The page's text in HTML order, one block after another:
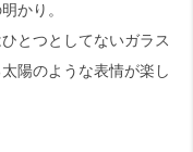
かり。
とつとしてないガラス
陽のような表情が楽し